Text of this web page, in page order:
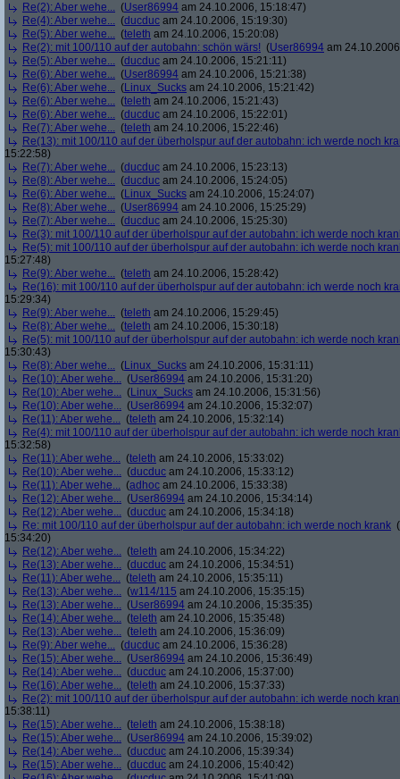
Re(2): Aber wehe... (User86994 am 24.10.2006, 15:18:47)
Re(4): Aber wehe... (ducduc am 24.10.2006, 15:19:30)
Re(5): Aber wehe... (teleth am 24.10.2006, 15:20:08)
Re(2): mit 100/110 auf der autobahn: schön wärs! (User86994 am
Re(5): Aber wehe... (ducduc am 24.10.2006, 15:21:11)
Re(6): Aber wehe... (User86994 am 24.10.2006, 15:21:38)
Re(6): Aber wehe... (Linux_Sucks am 24.10.2006, 15:21:42)
Re(6): Aber wehe... (teleth am 24.10.2006, 15:21:43)
Re(6): Aber wehe... (ducduc am 24.10.2006, 15:22:01)
Re(7): Aber wehe... (teleth am 24.10.2006, 15:22:46)
Re(13): mit 100/110 auf der überholspur auf der autobahn: ich werde noch
15:22:58)
Re(7): Aber wehe... (ducduc am 24.10.2006, 15:23:13)
Re(8): Aber wehe... (ducduc am 24.10.2006, 15:24:05)
Re(6): Aber wehe... (Linux_Sucks am 24.10.2006, 15:24:07)
Re(8): Aber wehe... (User86994 am 24.10.2006, 15:25:29)
Re(7): Aber wehe... (ducduc am 24.10.2006, 15:25:30)
Re(3): mit 100/110 auf der überholspur auf der autobahn: ich werde noch
Re(5): mit 100/110 auf der überholspur auf der autobahn: ich werde noch
15:27:48)
Re(9): Aber wehe... (teleth am 24.10.2006, 15:28:42)
Re(16): mit 100/110 auf der überholspur auf der autobahn: ich werde noch
15:29:34)
Re(9): Aber wehe... (teleth am 24.10.2006, 15:29:45)
Re(8): Aber wehe... (teleth am 24.10.2006, 15:30:18)
Re(5): mit 100/110 auf der überholspur auf der autobahn: ich werde noch
15:30:43)
Re(8): Aber wehe... (Linux_Sucks am 24.10.2006, 15:31:11)
Re(10): Aber wehe... (User86994 am 24.10.2006, 15:31:20)
Re(10): Aber wehe... (Linux_Sucks am 24.10.2006, 15:31:56)
Re(10): Aber wehe... (User86994 am 24.10.2006, 15:32:07)
Re(11): Aber wehe... (teleth am 24.10.2006, 15:32:14)
Re(4): mit 100/110 auf der überholspur auf der autobahn: ich werde noch
15:32:58)
Re(11): Aber wehe... (teleth am 24.10.2006, 15:33:02)
Re(10): Aber wehe... (ducduc am 24.10.2006, 15:33:12)
Re(11): Aber wehe... (adhoc am 24.10.2006, 15:33:38)
Re(12): Aber wehe... (User86994 am 24.10.2006, 15:34:14)
Re(12): Aber wehe... (ducduc am 24.10.2006, 15:34:18)
Re: mit 100/110 auf der überholspur auf der autobahn: ich werde noch krank (
15:34:20)
Re(12): Aber wehe... (teleth am 24.10.2006, 15:34:22)
Re(13): Aber wehe... (ducduc am 24.10.2006, 15:34:51)
Re(11): Aber wehe... (teleth am 24.10.2006, 15:35:11)
Re(13): Aber wehe... (w114/115 am 24.10.2006, 15:35:15)
Re(13): Aber wehe... (User86994 am 24.10.2006, 15:35:35)
Re(14): Aber wehe... (teleth am 24.10.2006, 15:35:48)
Re(13): Aber wehe... (teleth am 24.10.2006, 15:36:09)
Re(9): Aber wehe... (ducduc am 24.10.2006, 15:36:28)
Re(15): Aber wehe... (User86994 am 24.10.2006, 15:36:49)
Re(14): Aber wehe... (ducduc am 24.10.2006, 15:37:00)
Re(16): Aber wehe... (teleth am 24.10.2006, 15:37:33)
Re(2): mit 100/110 auf der überholspur auf der autobahn: ich werde noch
15:38:11)
Re(15): Aber wehe... (teleth am 24.10.2006, 15:38:18)
Re(15): Aber wehe... (User86994 am 24.10.2006, 15:39:02)
Re(14): Aber wehe... (ducduc am 24.10.2006, 15:39:34)
Re(15): Aber wehe... (ducduc am 24.10.2006, 15:40:42)